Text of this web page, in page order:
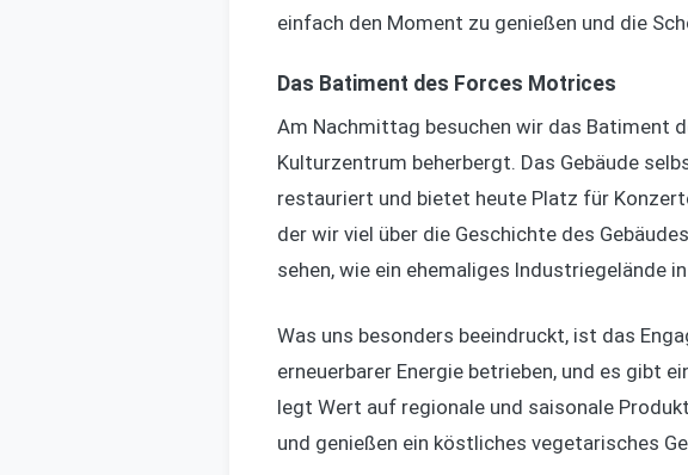
einfach den Moment zu genießen und die
Das Batiment des Forces Motrices
Am Nachmittag besuchen wir das Batiment
Kulturzentrum beherbergt. Das Gebäude
restauriert und bietet heute Platz für
der wir viel über die Geschichte des
sehen, wie ein ehemaliges Industriegelände
Was uns besonders beeindruckt, ist das
erneuerbarer Energie betrieben, und es gibt
legt Wert auf regionale und saisonale
und genießen ein köstliches vegetarisches